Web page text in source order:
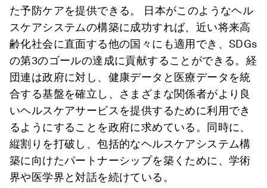
た予防ケアを提供できる。 日本がこのようなヘル
スケアシステムの構築に成功すれば、近い将来高
齢化社会に直面する他の国々にも適用でき、SDGs
の第3のゴールの達成に貢献することができる。経
団連は政府に対し、健康データと医療データを統
合する基盤を確立し、さまざまな関係者がより良
いヘルスケアサービスを提供するために利用でき
るようにすることを政府に求めている。同時に、
縦割りを打破し、包括的なヘルスケアシステム構
築に向けたパートナーシップを築くために、学術
界や医学界と対話を続けている。